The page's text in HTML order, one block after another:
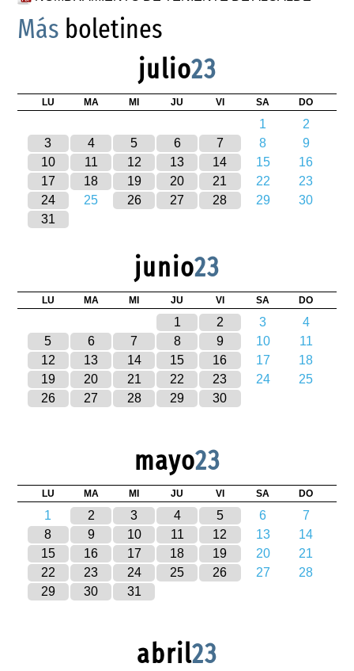
Más boletines
julio23
LU MA MI JU VI SA DO
1
2
3
4 5 6 7 8
9
10
11 12 13 14 15
16
17
18 19 20 21 22
23
24
25 26 27 28 29
30
31
junio23
LU MA MI JU VI SA DO
1 2 3
4
5
6 7 8 9 10
11
12
13 14 15 16 17
18
19
20 21 22 23 24
25
26
27 28 29 30
mayo23
LU MA MI JU VI SA DO
1 2 3 4 5 6
7
8
9 10 11 12 13
14
15
16 17 18 19 20
21
22
23 24 25 26 27
28
29
30 31
abril23